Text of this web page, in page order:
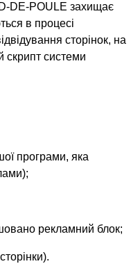
DE-POULE захищає
в процесі
сторінок, на
скрипт системи
програми, яка
рекламний блок;